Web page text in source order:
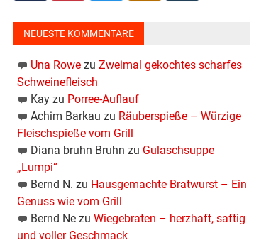
NEUESTE KOMMENTARE
Una Rowezu Zweimal gekochtes scharfes
Schweinefleisch
Kayzu Porree-Auflauf
Achim Barkau zu Räuberspieße – Würzige
Fleischspieße vom Grill
Diana bruhn Bruhn zu Gulaschsuppe
„Lumpi“
Bernd N. zu Hausgemachte Bratwurst – Ein
Genuss wie vom Grill
Bernd Nezu Wiegebraten – herzhaft, saftig
und voller Geschmack